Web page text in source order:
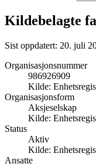
Kildebelagte
Sist oppdatert: 20. juli
Organisasjonsnummer
986926909
Kilde:
Organisasjonsform
Aksjeselskap
Kilde:
Status
Aktiv
Kilde:
Ansatte